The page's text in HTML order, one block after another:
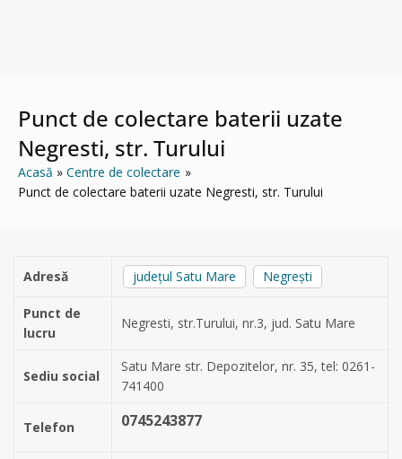
Punct de colectare baterii uzate
Negresti, str. Turului
Acasă
Centre de colectare
Punct de colectare baterii uzate Negresti, str. Turului
Adresă județul Satu Mare Negrești
Punct de
lucru
Negresti, str.Turului, nr.3, jud. Satu Mare
Sediu social
Satu Mare str. Depozitelor, nr. 35, tel: 0261-
741400
Telefon 0745243877